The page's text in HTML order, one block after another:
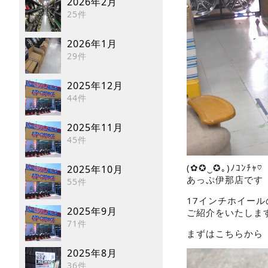
25件
2026年1月
29件
2025年12月
44件
2025年11月
45件
2025年10月
55件
2025年9月
71件
2025年8月
36件
(✿✪‿✪｡)ﾉｺﾝﾁｬ♡
あっぷ伊那店です
17インチホイール
ご紹介をいたしま
まずはこちらから